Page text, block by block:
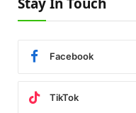
Facebook
TikTok